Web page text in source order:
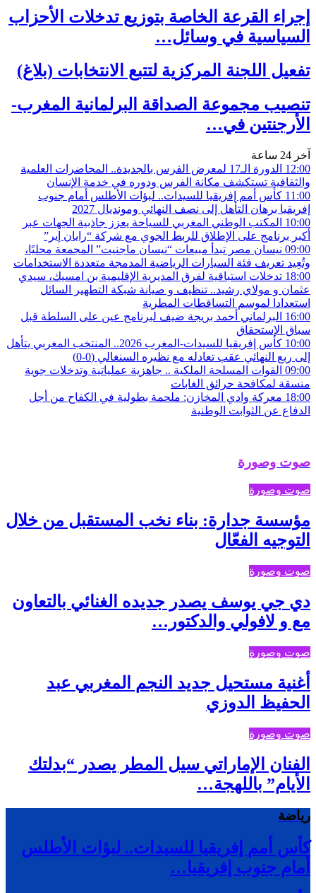
إجراء القرعة الخاصة بتوزيع تدخلات الأحزاب
السياسية في وسائل…
تفعيل اللجنة المركزية لتتبع الانتخابات (بلاغ)
تنصيب مجموعة الصداقة البرلمانية المغرب-
الأرجنتين في…
آخر 24 ساعة
12:00
الدورة الـ17 لمعرض الفرس بالجديدة.. المحاضرات العلمية
والثقافية تستكشف مكانة الفرس ودوره في خدمة الإنسان
11:00 كأس أمم إفريقيا للسيدات.. لبؤات الأطلس أمام جنوب
إفريقيا برهان التأهل إلى نصف النهائي ومونديال 2027
10:00 المكتب الوطني المغربي للسياحة يعزز جاذبية الجهات عبر
أكبر برنامج على الإطلاق للربط الجوي مع شركة “رايان إير”
09:00 نيسان مصر تبدأ مبيعات “نيسان ماجنيت” المجمعة محليًا،
وتُعِيد تعريف فئة السيارات الرياضية المدمجة متعددة الاستخدامات
18:00 تدخلات استباقية لفرق المديرية الإقليمية بن امسيك، سيدي
عثمان و مولاي رشيد.. تنظيف و صيانة شبكة التطهير السائل
استعدادا لموسم التساقطات المطرية
16:00 البرلماني أحمد بريجة ضيف لبرنامج عين على السلطة قبل
سباق الإستحقاق
10:00
كأس إفريقيا للسيدات-المغرب 2026.. المنتخب المغربي يتأهل
إلى ربع النهائي عقب تعادله مع نظيره السنغالي (0-0)
09:00 القوات المسلحة الملكية .. جاهزية عملياتية وتدخلات جوية
منسقة لمكافحة حرائق الغابات
18:00 معركة وادي المخازن: ملحمة بطولية في الكفاح من أجل
الدفاع عن الثوابت الوطنية
صوت وصورة
صوت وصورة
مؤسسة جدارة: بناء نخب المستقبل من خلال
التوجيه الفعّال
صوت وصورة
دي جي يوسف يصدر جديده الغنائي بالتعاون
مع و لافولي والدكتور…
صوت وصورة
أغنية مستحيل جديد النجم المغربي عبد
الحفيظ الدوزي
صوت وصورة
الفنان الإماراتي سيل المطر يصدر “بدلتك
الأيام” باللهجة…
رياضة
كأس أمم إفريقيا للسيدات.. لبؤات الأطلس
أمام جنوب إفريقيا…